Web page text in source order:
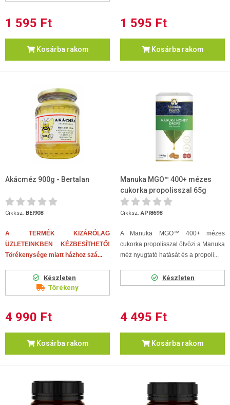
1 595 Ft
Kosárba rakom
1 595 Ft
Kosárba rakom
Akácméz 900g - Bertalan
Cikksz. BEI908
A TERMÉK KIZÁRÓLAG
ÜZLETEINKBEN KÉZBESÍTHETŐ!
Törékenysége miatt házhoz szá...
Készleten
Törékeny
4 990 Ft
Kosárba rakom
Manuka MGO™ 400+ mézes
cukorka propolisszal 65g
Cikksz.API8698
A Manuka MGO™ 400+ mézes
cukorka propolisszal ötvözi a Manuka
méz nyugtató hatását és a propoli...
Készleten
4 495 Ft
Kosárba rakom